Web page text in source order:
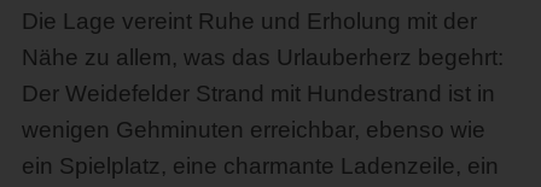
Die Lage vereint Ruhe und Erholung mit der
Nähe zu allem, was das Urlauberherz begehrt:
Der Weidefelder Strand mit Hundestrand ist in
wenigen Gehminuten erreichbar, ebenso wie
ein Spielplatz, eine charmante Ladenzeile, ein